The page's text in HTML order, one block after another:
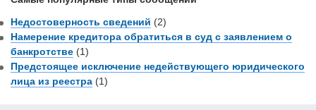
Недостоверность сведений (2)
Намерение кредитора обратиться в суд с заявлением о
банкротстве (1)
Предстоящее исключение недействующего юридического
лица из реестра (1)